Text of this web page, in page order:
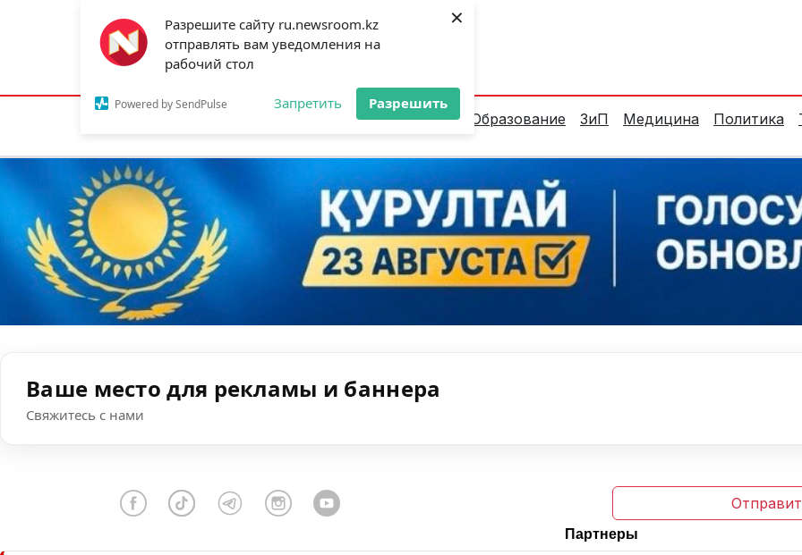
Разрешите сайту ru.newsroom.kz
отправлять вам уведомления на
рабочий стол
Powered by SendPulse Запретить Разрешить
×
Астана:21°C Алматы:27°C Шымкент:
Новости Аналитика Образование ЗиП Медицина Политика
Ваше место для рекламы и баннера
Свяжитесь с нами
Партнеры